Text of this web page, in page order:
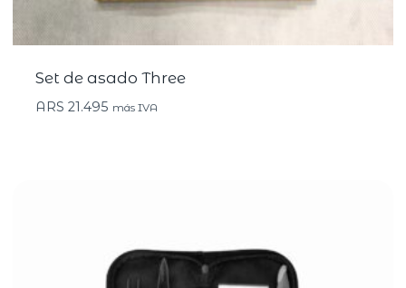
Set de asado Three
ARS 21.495 más IVA